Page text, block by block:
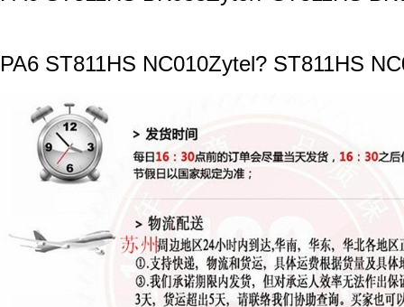
PA6 ST811HS NC010Zytel? ST811HS